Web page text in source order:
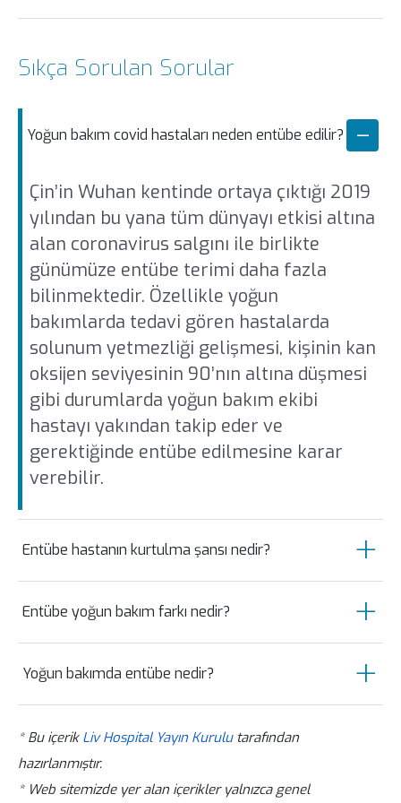
Sıkça Sorulan Sorular
Yoğun bakım covid hastaları neden entübe edilir?
Çin’in Wuhan kentinde ortaya çıktığı 2019
yılından bu yana tüm dünyayı etkisi altına
alan coronavirus salgını ile birlikte
günümüze entübe terimi daha fazla
bilinmektedir. Özellikle yoğun
bakımlarda tedavi gören hastalarda
solunum yetmezliği gelişmesi, kişinin kan
oksijen seviyesinin 90’nın altına düşmesi
gibi durumlarda yoğun bakım ekibi
hastayı yakından takip eder ve
gerektiğinde entübe edilmesine karar
verebilir.
Entübe hastanın kurtulma şansı nedir?
solunum fonksiyonunu olması gerektiği
gibi yerine getiremediği durumlarda
başvurulan bir tedavi yöntemidir.
kalma şansı artabilir. Bununla birlikte
entübe hastanın kurtulma şansı
Entübe yoğun bakım farkı nedir?
müdahalelerden bir tanesidir. Yoğun
bakım ünitelerinde ciddi sağlık sorunları
bulunan hastaların yaşamsal
parametreleri yakından izlenir ve
gerektiğinde müdahale edilir. Entübasyon
Yoğun bakımda entübe nedir?
sağlık profesyonellerinin yoğun bakım
veya ameliyathane dışında da
uyguladıkları bir yöntem olmakla birlikte
* Bu içerik Liv Hospital Yayın Kurulutarafından
hazırlanmıştır.
* Web sitemizde yer alan içerikler yalnızca genel